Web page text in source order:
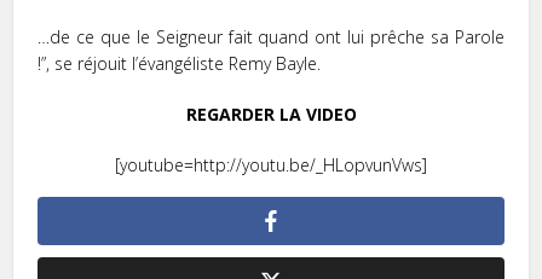
…de ce que le Seigneur fait quand ont lui prêche sa Parole
!”, se réjouit l’évangéliste Remy Bayle.
REGARDER LA VIDEO
[youtube=http://youtu.be/_HLopvunVws]